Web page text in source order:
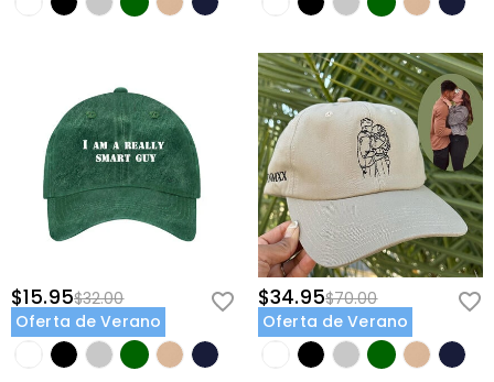
$15.95$32.00
Oferta de Verano
$34.95$70.00
Oferta de Verano